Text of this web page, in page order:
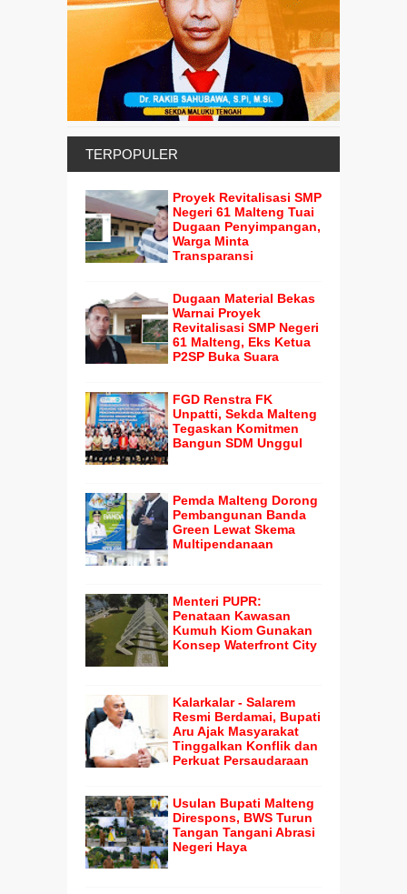
TERPOPULER
Proyek Revitalisasi SMP
Negeri 61 Malteng Tuai
Dugaan Penyimpangan,
Warga Minta
Transparansi
Dugaan Material Bekas
Warnai Proyek
Revitalisasi SMP Negeri
61 Malteng, Eks Ketua
P2SP Buka Suara
FGD Renstra FK
Unpatti, Sekda Malteng
Tegaskan Komitmen
Bangun SDM Unggul
Pemda Malteng Dorong
Pembangunan Banda
Green Lewat Skema
Multipendanaan
Menteri PUPR:
Penataan Kawasan
Kumuh Kiom Gunakan
Konsep Waterfront City
Kalarkalar - Salarem
Resmi Berdamai, Bupati
Aru Ajak Masyarakat
Tinggalkan Konflik dan
Perkuat Persaudaraan
Usulan Bupati Malteng
Direspons, BWS Turun
Tangan Tangani Abrasi
Negeri Haya